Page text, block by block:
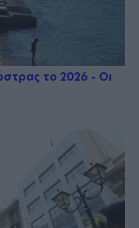
το 2026 - Οι